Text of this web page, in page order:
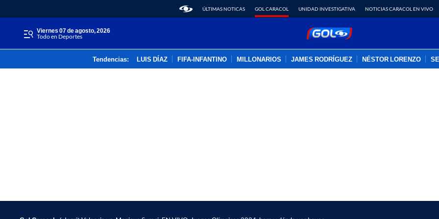
ÚLTIMAS NOTICAS GOL CARACOL UNIDAD INVESTIGATIVA NOTICIAS CARACOL EN VIVO
viernes 07 de agosto, 2026
Todo en Deportes
Tendencias: LUIS DÍAZ FIFA-INFANTINO MILLONARIOS JAMES RODRÍGUEZ NÉSTOR LORENZO